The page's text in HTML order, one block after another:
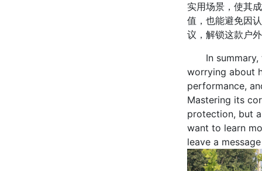
实用场景，使其
值，也能避免因
议，解锁这款户
In summary,
worrying about
performance,
Mastering its
protection, but
want to learn
leave a